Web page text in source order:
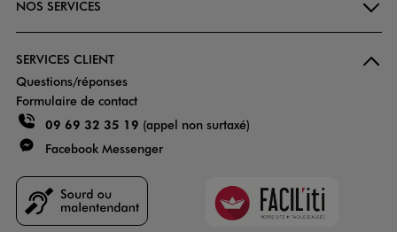
NOS SERVICES
SERVICES CLIENT
Questions/réponses
Formulaire de contact
09 69 32 35 19 (appel non surtaxé)
Facebook Messenger
Faciliti